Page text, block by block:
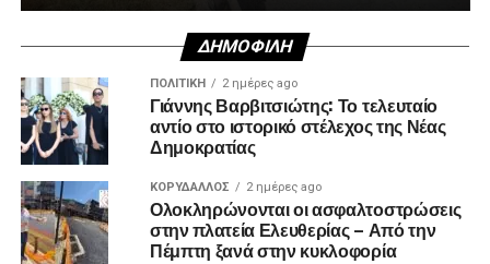
ΔΗΜΟΦΙΛΉ
ΠΟΛΙΤΙΚΉ 2 ημέρες ago
Γιάννης Βαρβιτσιώτης: Το τελευταίο
αντίο στο ιστορικό στέλεχος της Νέας
Δημοκρατίας
ΚΟΡΥΔΑΛΛΟΣ 2 ημέρες ago
Ολοκληρώνονται οι ασφαλτοστρώσεις
στην πλατεία Ελευθερίας – Από την
Πέμπτη ξανά στην κυκλοφορία